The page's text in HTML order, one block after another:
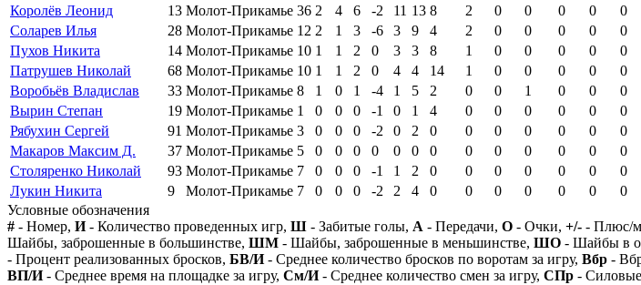
Королёв Леонид
13 Молот-Прикамье 36 2 4 6 -2 11 13 8 2 0 0 0 0 0
Соларев Илья
28 Молот-Прикамье 12 2 1 3 -6 3 9 4 2 0 0 0 0 0
Пухов Никита
14 Молот-Прикамье 10 1 1 2 0 3 3 8 1 0 0 0 0 0
Патрушев Николай
68 Молот-Прикамье 10 1 1 2 0 4 4 14 1 0 0 0 0 0
Воробьёв Владислав
33 Молот-Прикамье 8 1 0 1 -4 1 5 2 0 0 1 0 0 0
Вырин Степан
19 Молот-Прикамье 1 0 0 0 -1 0 1 4 0 0 0 0 0 0
Рябухин Сергей
91 Молот-Прикамье 3 0 0 0 -2 0 2 0 0 0 0 0 0 0
Макаров Максим Д.
37 Молот-Прикамье 5 0 0 0 0 0 0 0 0 0 0 0 0 0
Столяренко Николай
93 Молот-Прикамье 7 0 0 0 -1 1 2 0 0 0 0 0 0 0
Лукин Никита
9 Молот-Прикамье 7 0 0 0 -2 2 4 0 0 0 0 0 0 0
Условные обозначения
# - Номер, И- Количество проведенных игр, Ш - Забитые голы, А - Передачи, О - Очки, +/- - Плюс/
Шайбы, заброшенные в большинстве, ШМ - Шайбы, заброшенные в меньшинстве, ШО - Шайбы в
- Процент реализованных бросков, БВ/И- Среднее количество бросков по воротам за игру, Вбр -
ВП/И- Среднее время на площадке за игру, См/И- Среднее количество смен за игру, СПр -